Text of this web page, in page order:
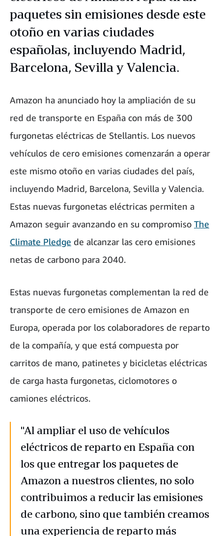
paquetes sin emisiones desde este
otoño en varias ciudades
españolas, incluyendo Madrid,
Barcelona, Sevilla y Valencia.
Amazon ha anunciado hoy la ampliación de su
red de transporte en España con más de 300
furgonetas eléctricas de Stellantis. Los nuevos
vehículos de cero emisiones comenzarán a operar
este mismo otoño en varias ciudades del país,
incluyendo Madrid, Barcelona, Sevilla y Valencia.
Estas nuevas furgonetas eléctricas permiten a
Amazon seguir avanzando en su compromiso The
Climate Pledge de alcanzar las cero emisiones
netas de carbono para 2040.
Estas nuevas furgonetas complementan la red de
transporte de cero emisiones de Amazon en
Europa, operada por los colaboradores de reparto
de la compañía, y que está compuesta por
carritos de mano, patinetes y bicicletas eléctricas
de carga hasta furgonetas, ciclomotores o
camiones eléctricos.
"Al ampliar el uso de vehículos
eléctricos de reparto en España con
los que entregar los paquetes de
Amazon a nuestros clientes, no solo
contribuimos a reducir las emisiones
de carbono, sino que también creamos
una experiencia de reparto más